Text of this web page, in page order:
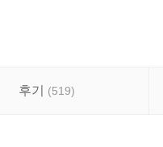
후기 (519)